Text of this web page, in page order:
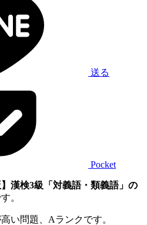
送る
Pocket
】漢検3級「対義語・類義語」の
。
い問題、Aランクです。